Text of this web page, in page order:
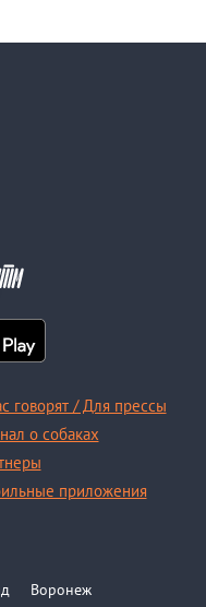
говорят / Для прессы
о собаках
приложения
Воронеж